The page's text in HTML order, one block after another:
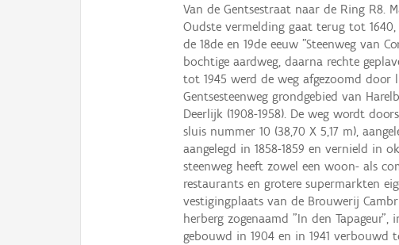
Van de Gentsestraat naar de Ring R8.
Oudste vermelding gaat terug tot
de 18de en 19de eeuw "Steenweg van
bochtige aardweg, daarna rechte
tot 1945 werd de weg afgezoomd door
Gentsesteenweg grondgebied van
Deerlijk (1908-1958). De weg wordt
sluis nummer 10 (38,70 X 5,17 m),
aangelegd in 1858-1859 en vernield in
steenweg heeft zowel een woon- als
restaurants en grotere supermarkten
vestigingplaats van de Brouwerij
herberg zogenaamd "In den
gebouwd in 1904 en in 1941